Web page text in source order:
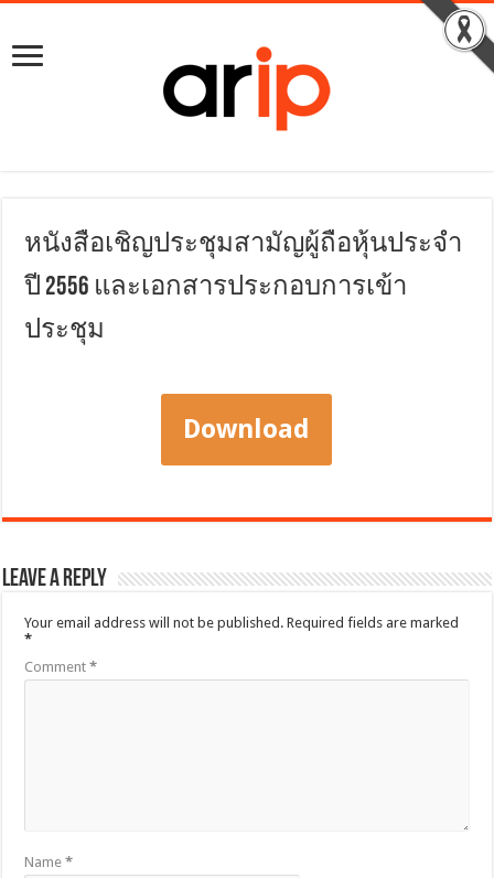
หนังสือเชิญประชุมสามัญผู้ถือหุ้นประจำ
ปี 2556 และเอกสารประกอบการเข้า
ประชุม
Download
Leave a Reply
Your email address will not be published. Required fields are marked
*
Comment*
Name*